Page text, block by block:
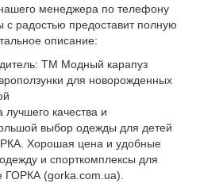
менеджера по телефону
радостью предоставит полную
описание:
ТМ Модный карапуз
для новорожденных
качества и
выбор одежды для детей
Хорошая цена и удобные
и спорткомплексы для
ГОРКА (gorka.com.ua).